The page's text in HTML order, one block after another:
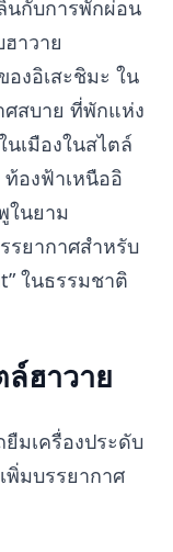
นกับการพักผ่อน
าวาย
งอิเสะชิมะ ใน
สบาย ที่พักแห่ง
เมืองในสไตล์
องฟ้าเหนืออิ
ในยาม
รยากาศสำหรับ
ในธรรมชาติ
ล์ฮาวาย
มเครื่องประดับ
พิ่มบรรยากาศ